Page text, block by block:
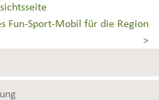
Fun-Sport-Mobil für die Region
>